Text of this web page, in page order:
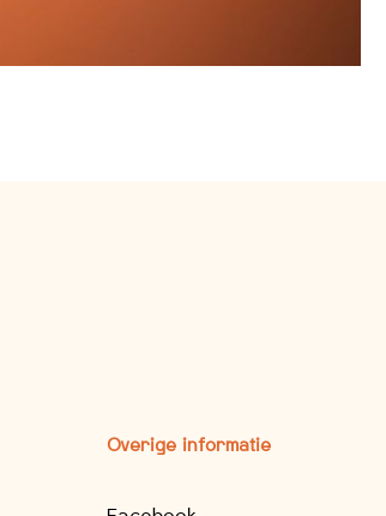
Overige informatie